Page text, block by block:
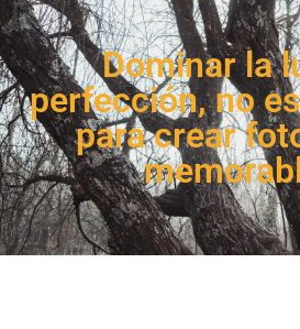
Dominar la
perfección, no
para crear